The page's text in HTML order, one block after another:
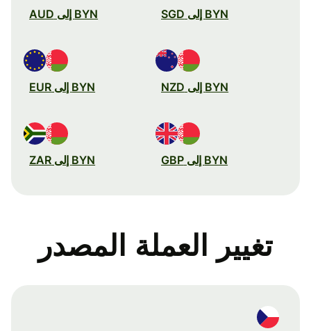
BYN إلى SGD BYN إلى AUD
BYN إلى NZD BYN إلى EUR
BYN إلى GBP BYN إلى ZAR
تغيير العملة المصدر